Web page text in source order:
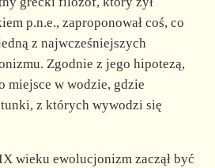
p.n.e., zaproponował coś, co
z najwcześniejszych
Zgodnie z jego hipotezą,
miejsce w wodzie, gdzie
z których wywodzi się
wieku ewolucjonizm zaczął być